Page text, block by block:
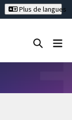
Plus de langues